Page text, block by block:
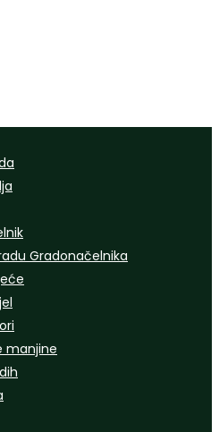
Gradonačelnika
manjine